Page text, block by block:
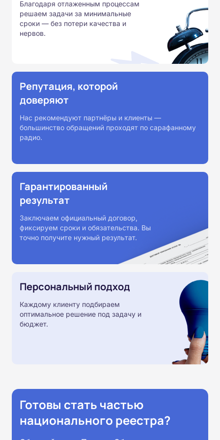
Благодаря отлаженным процессам
решаем задачи за минимальные
сроки — без потери качества и
нервов.
Репутация, которой
доверяют
Нас рекомендуют партнёры и клиенты —
большинство обращений проходят по сарафанному
радио.
Гарантированный
результат
Заключаем официальный договор,
фиксируем сроки и обязательства. Вы
точно получите нужный результат.
Персональный подход
Каждому клиенту подбираем
оптимальное решение под задачу и
бюджет.
Готовы стать частью
национального реестра?